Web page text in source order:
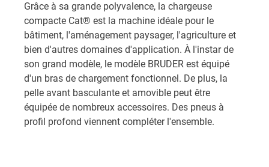
Grâce à sa grande polyvalence, la chargeuse
compacte Cat® est la machine idéale pour le
bâtiment, l'aménagement paysager, l'agriculture et
bien d'autres domaines d'application. À l'instar de
son grand modèle, le modèle BRUDER est équipé
d'un bras de chargement fonctionnel. De plus, la
pelle avant basculante et amovible peut être
équipée de nombreux accessoires. Des pneus à
profil profond viennent compléter l'ensemble.